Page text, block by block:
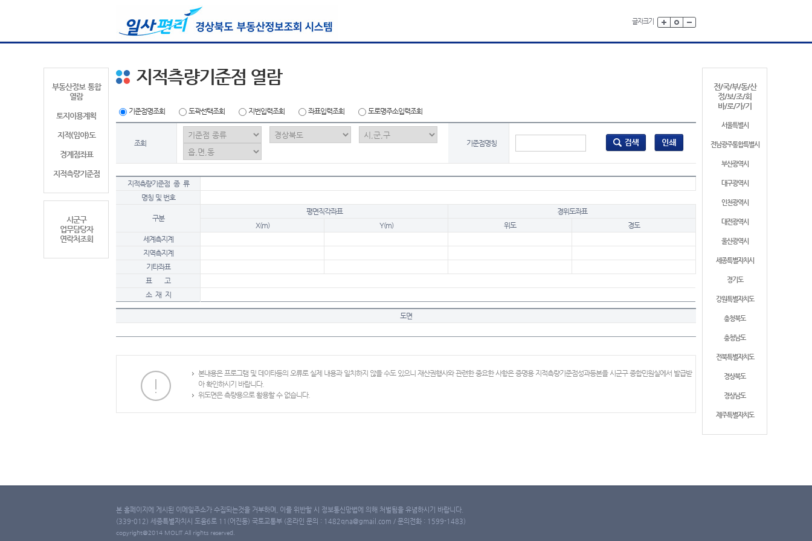
글자크기
부동산정보 통합
열람
토지이용계획
지적(임야)도
경계점좌표
지적측량기준점
시군구
업무담당자
연락처조회
전/국/부/동/산
정/보/조/회
바/로/가/기
서울특별시
전남광주통합특별시
부산광역시
대구광역시
인천광역시
대전광역시
울산광역시
세종특별자치시
경기도
강원특별자치도
충청북도
충청남도
전북특별자치도
경상북도
경상남도
제주특별자치도
지적측량기준점 열람
기준점명조회 도곽선택조회 지번입력조회 좌표입력조회 도로명주소입력조회
조회 기준점명칭
지적측량기준점 종 류
명칭 및 번호
구분
평면직각좌표
경위도좌표
X(m)
Y(m) 위도
경도
세계측지계
지역측지계
기타좌표
표 고
소 재 지
도면
본내용은 프로그램 및 데이타등의 오류로 실제 내용과 일치하지 않을 수도 있으니 재산권행사와 관련한 중요한 사항은 증명용 지적측량기준점성과등본을 시군구 종합민원실에서 발급받
아 확인하시기 바랍니다.
위도면은 측량용으로 활용할 수 없습니다.
본 홈페이지에 게시된 이메일주소가 수집되는것을 거부하며, 이를 위반할 시 정보통신망법에 의해 처벌됨을 유념하시기 바랍니다.
(339-012) 세종특별자치시 도움6로 11(어진동) 국토교통부 (온라인 문의 : 1482qna@gmail.com / 문의전화 : 1599-1483)
copyright@2014 MOLIT All rights reserved.